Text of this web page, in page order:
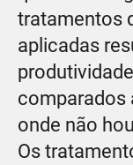
tratamentos
aplicadas
comparados
onde não
Os